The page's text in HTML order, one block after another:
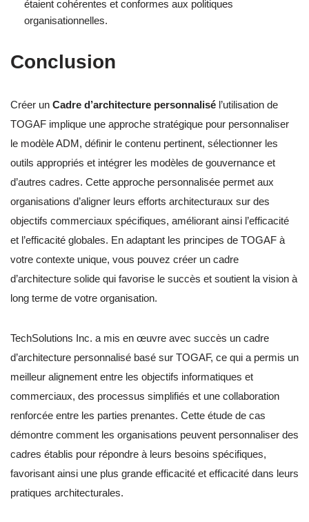
étaient cohérentes et conformes aux politiques
organisationnelles.
Conclusion
Créer un Cadre d’architecture personnalisé l’utilisation de
TOGAF implique une approche stratégique pour personnaliser
le modèle ADM, définir le contenu pertinent, sélectionner les
outils appropriés et intégrer les modèles de gouvernance et
d’autres cadres. Cette approche personnalisée permet aux
organisations d’aligner leurs efforts architecturaux sur des
objectifs commerciaux spécifiques, améliorant ainsi l’efficacité
et l’efficacité globales. En adaptant les principes de TOGAF à
votre contexte unique, vous pouvez créer un cadre
d’architecture solide qui favorise le succès et soutient la vision à
long terme de votre organisation.
TechSolutions Inc. a mis en œuvre avec succès un cadre
d’architecture personnalisé basé sur TOGAF, ce qui a permis un
meilleur alignement entre les objectifs informatiques et
commerciaux, des processus simplifiés et une collaboration
renforcée entre les parties prenantes. Cette étude de cas
démontre comment les organisations peuvent personnaliser des
cadres établis pour répondre à leurs besoins spécifiques,
favorisant ainsi une plus grande efficacité et efficacité dans leurs
pratiques architecturales.